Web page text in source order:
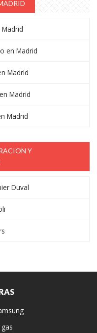
en Madrid
Madrid
Madrid
Madrid
Y
Duval